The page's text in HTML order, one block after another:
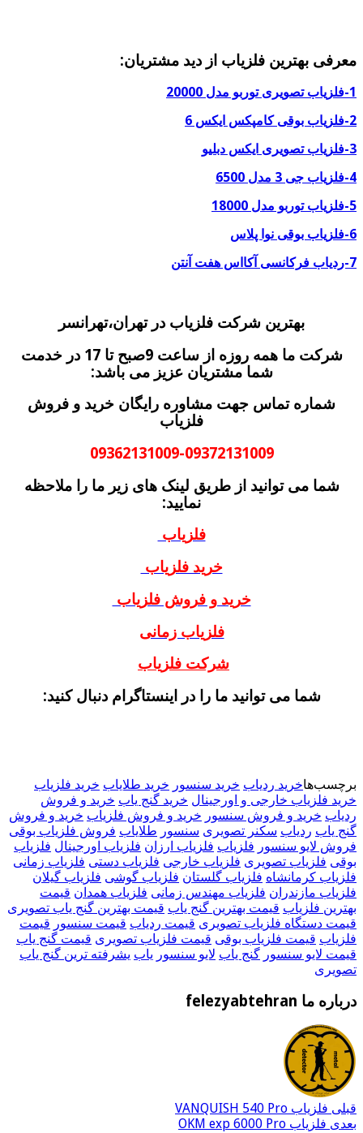
معرفی بهترین فلزیاب از دید مشتریان:
1-فلزیاب تصویری توربو مدل 20000
2-فلزیاب بوقی کامپکس ایکس 6
3-فلزیاب تصویری ایکس دبلیو
4-فلزیاب جی 3 مدل 6500
5-فلزیاب توربو مدل 18000
6-فلزیاب بوقی نوا پلاس
7-ردیاب فرکانسی آکااس هفت آنتن
بهترین شرکت فلزیاب در تهران،تهرانسر
شرکت ما همه روزه از ساعت 9صبح تا 17 در خدمت
شما مشتریان عزیز می باشد:
شماره تماس جهت مشاوره رایگان خرید و فروش
فلزیاب
09362131009-09372131009
شما می توانید از طریق لینک های زیر ما را ملاحظه
نمایید:
فلزیاب
خرید فلزیاب
خرید و فروش فلزیاب
فلزیاب زمانی
شرکت فلزیاب
شما می توانید ما را در اینستاگرام دنبال کنید:
برچسب‌هاخرید ردیاب خرید سنسور خرید طلایاب خرید فلزیاب
خرید فلزیاب خارجی و اورجینال خرید گنج یاب خرید و فروش
ردیاب خرید و فروش سنسور خرید و فروش فلزیاب خرید و فروش
گنج یاب ردیاب سکنر تصویری سنسور طلایاب فروش فلزیاب بوقی
فروش لایو سنسور فلزیاب فلزیاب ارزان فلزیاب اورجینال فلزیاب
بوقی فلزیاب تصویری فلزیاب خارجی فلزیاب دستی فلزیاب زمانی
فلزیاب کرمانشاه فلزیاب گلستان فلزیاب گوشی فلزیاب گیلان
فلزیاب مازندران فلزیاب مهندس زمانی فلزیاب همدان قیمت
بهترین فلزیاب قیمت بهترین گنج یاب قیمت بهترین گنج یاب تصویری
قیمت دستگاه فلزیاب تصویری قیمت ردیاب قیمت سنسور قیمت
فلزیاب قیمت فلزیاب بوقی قیمت فلزیاب تصویری قیمت گنج یاب
قیمت لایو سنسور گنج یاب لایو سنسور یاب یشرفته ترین گنج یاب
تصویری
درباره ما felezyabtehran
قبلی فلزیاب VANQUISH 540 Pro
بعدی فلزیاب OKM exp 6000 Pro